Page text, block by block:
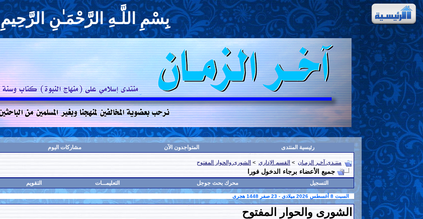
بِسْمِ اللَّـهِ الرَّحْمَـٰنِ الرَّحِيمِ
رئيسية المنتدى المتواجدون الآن مشاركات اليوم
منتـدى آخـر الزمـان > القسم الإداري > الشورى والحوار المفتوح
جميع الأعضاء برجاء الدخول فورا
التسجيل محرك بحث جوجل التعليمـــات التقويم
السبت 8 أغسطس 2026 ميلادى - 23 صفر 1448 هجرى
الشورى والحوار المفتوح